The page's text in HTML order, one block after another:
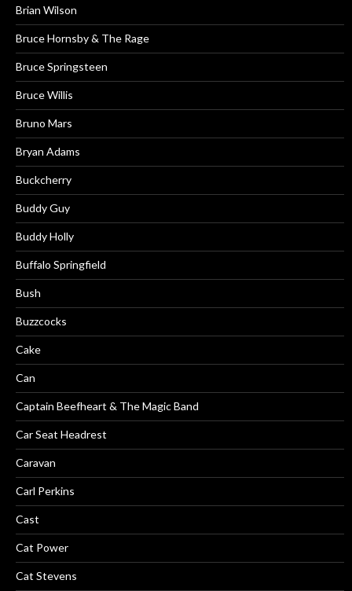
Brian Wilson
Bruce Hornsby & The Rage
Bruce Springsteen
Bruce Willis
Bruno Mars
Bryan Adams
Buckcherry
Buddy Guy
Buddy Holly
Buffalo Springfield
Bush
Buzzcocks
Cake
Can
Captain Beefheart & The Magic Band
Car Seat Headrest
Caravan
Carl Perkins
Cast
Cat Power
Cat Stevens